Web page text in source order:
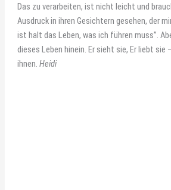
Das zu verarbeiten, ist nicht leicht und
Ausdruck in ihren Gesichtern gesehen, der
ist halt das Leben, was ich führen muss”.
dieses Leben hinein. Er sieht sie, Er liebt sie
ihnen.Heidi